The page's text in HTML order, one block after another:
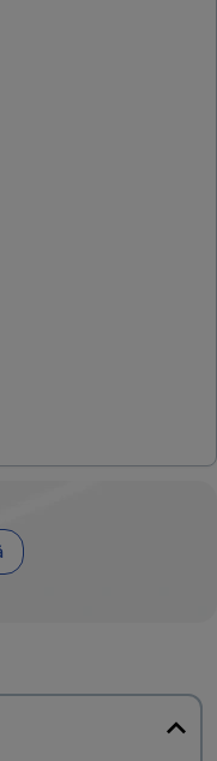
apropiere; -> Pentru
programarea unei